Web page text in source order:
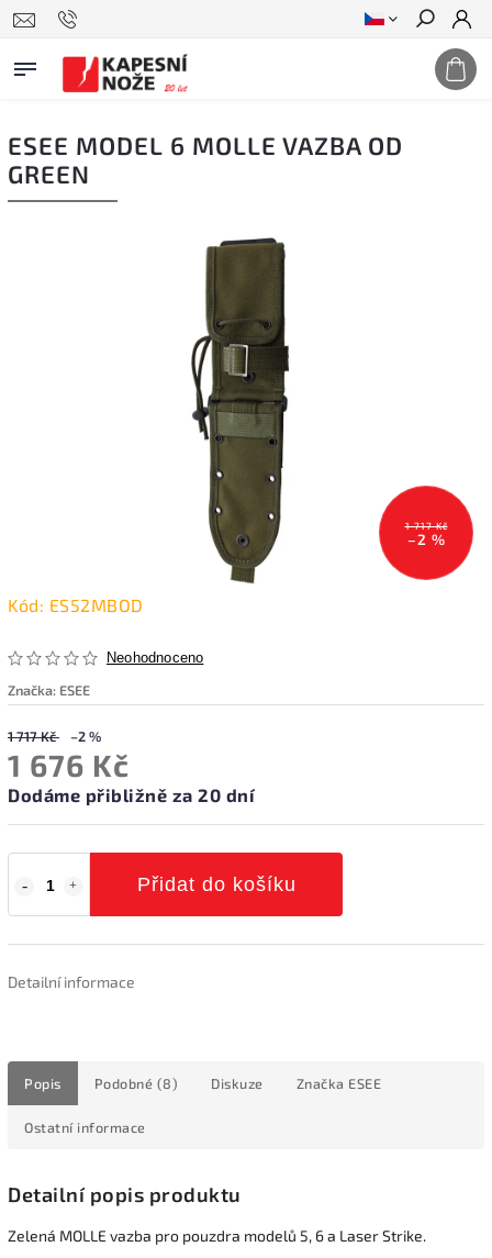
Hledat
ESEE MODEL 6 MOLLE VAZBA OD
GREEN
1 717 Kč
–2 %
Kód: ES52MBOD
Neohodnoceno
Značka: ESEE
1 717 Kč –2 %
1 676 Kč
Dodáme přibližně za 20 dní
Přidat do košíku
Detailní informace
Popis Podobné (8) Diskuze Značka ESEE
Ostatní informace
Detailní popis produktu
Zelená MOLLE vazba pro pouzdra modelů 5, 6 a Laser Strike.